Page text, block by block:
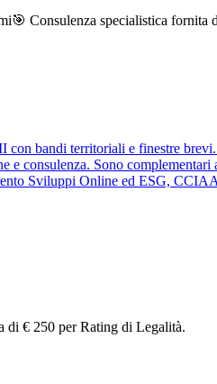
🎯 Consulenza specialistica fornita
bandi territoriali e finestre
consulenza. Sono
Sviluppi Online ed ESG,
di € 250 per Rating di Legalità.